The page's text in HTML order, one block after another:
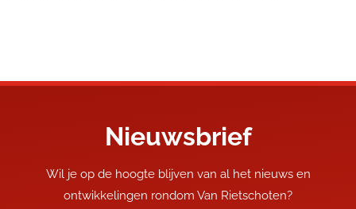
Nieuwsbrief
Wil je op de hoogte blijven van al het nieuws en
ontwikkelingen rondom Van Rietschoten?